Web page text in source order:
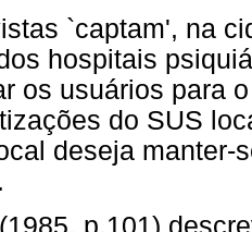
`captam', na
hospitais
os usuários para
do SUS
deseja manter-